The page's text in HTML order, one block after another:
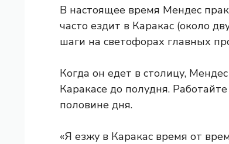
В настоящее время Мендес
часто ездит в Каракас (около
шаги на светофорах главных
Когда он едет в столицу,
Каракасе до полудня.
половине дня.
«Я езжу в Каракас время от